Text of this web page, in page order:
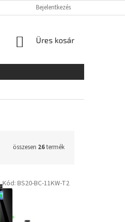
SÜTI TÁJÉKOZTATÓ
Bejelentkezés
KOSÁR
Üres kosár
összesen 26termék
Kód: BS20-BC-11KW-T2